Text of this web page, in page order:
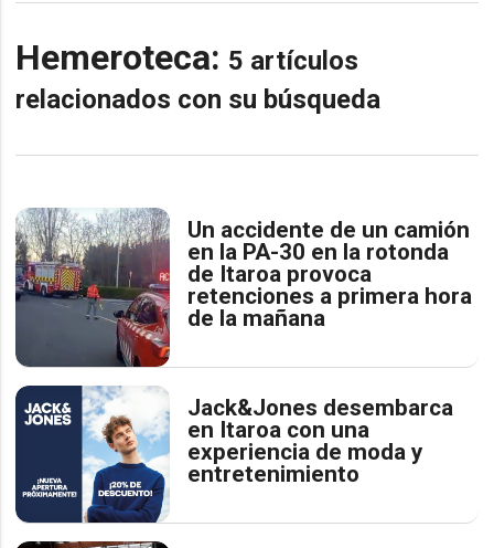
Hemeroteca: 5 artículos
relacionados con su búsqueda
Un accidente de un camión
en la PA-30 en la rotonda
de Itaroa provoca
retenciones a primera hora
de la mañana
Jack&Jones desembarca
en Itaroa con una
experiencia de moda y
entretenimiento